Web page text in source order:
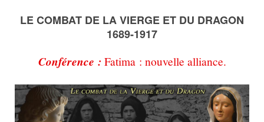
LE COMBAT DE LA VIERGE ET DU DRAGON
1689-1917
Conférence : Fatima : nouvelle alliance.